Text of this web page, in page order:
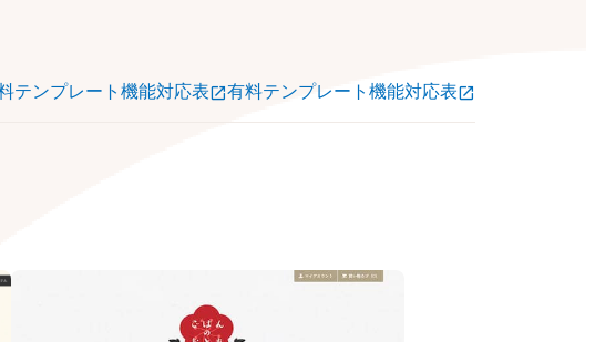
テンプレート機能対応表 有料テンプレート機能対応表